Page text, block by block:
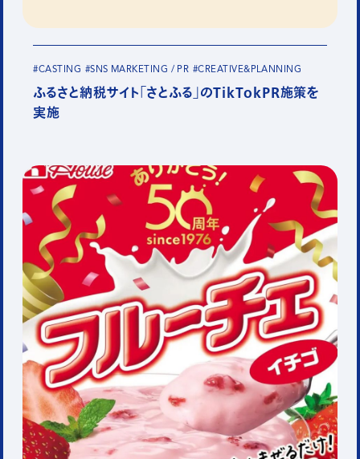
#CASTING #SNS MARKETING / PR #CREATIVE&PLANNING
ふるさと納税サイト「さとふる」のTikTokPR施策を
実施